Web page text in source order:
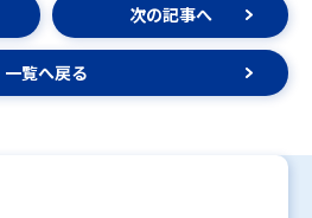
次の記事へ
一覧へ戻る